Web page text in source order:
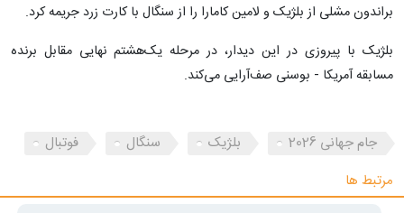
براندون مشلی از بلژیک و لامین کامارا را از سنگال با کارت زرد جریمه کرد.
بلژیک با پیروزی در این دیدار، در مرحله یک‌هشتم نهایی مقابل برنده
مسابقه آمریکا - بوسنی صف‌آرایی می‌کند.
جام جهانی 2026 بلژیک سنگال
فوتبال
مرتبط ها